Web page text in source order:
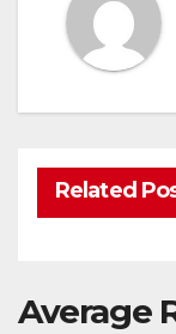
Related
Average